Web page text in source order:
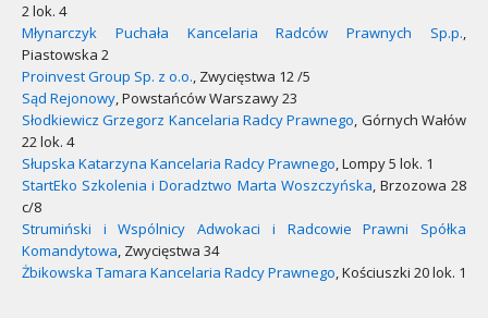
2 lok. 4
Młynarczyk Puchała Kancelaria Radców Prawnych Sp.p.,
Piastowska 2
Proinvest Group Sp. z o.o., Zwycięstwa 12 /5
Sąd Rejonowy, Powstańców Warszawy 23
Słodkiewicz Grzegorz Kancelaria Radcy Prawnego, Górnych Wałów
22 lok. 4
Słupska Katarzyna Kancelaria Radcy Prawnego, Lompy 5 lok. 1
StartEko Szkolenia i Doradztwo Marta Woszczyńska, Brzozowa 28
c/8
Strumiński i Wspólnicy Adwokaci i Radcowie Prawni Spółka
Komandytowa, Zwycięstwa 34
Żbikowska Tamara Kancelaria Radcy Prawnego, Kościuszki 20 lok. 1